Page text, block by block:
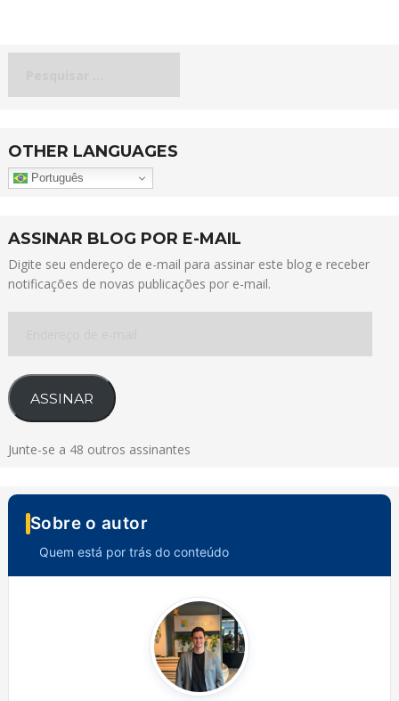
OTHER LANGUAGES
Português
ASSINAR BLOG POR E-MAIL
Digite seu endereço de e-mail para assinar este blog e receber
notificações de novas publicações por e-mail.
e-
mail
ASSINAR
Junte-se a 48 outros assinantes
Sobre o autor
Quem está por trás do conteúdo